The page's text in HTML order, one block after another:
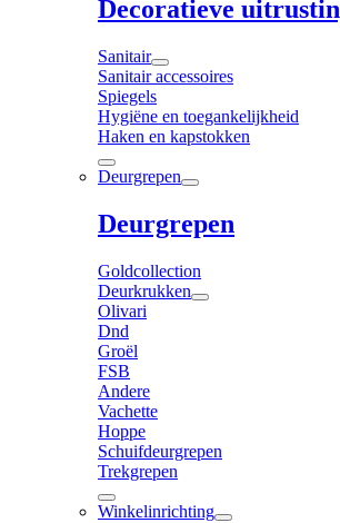
Decoratieve
Sanitair
Sanitair accessoires
Spiegels
Hygiëne en toegankelijkheid
Haken en kapstokken
Deurgrepen
Deurgrepen
Goldcollection
Deurkrukken
Olivari
Dnd
Groël
FSB
Andere
Vachette
Hoppe
Schuifdeurgrepen
Trekgrepen
Winkelinrichting